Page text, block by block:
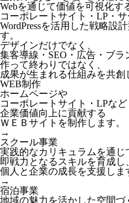
Webを通じて価値を可視化す
コーポレートサイト・LP・
WordPressを活用した戦略設
す。
デザインだけでなく、
集客導線・SEO・広告・ブラ
作って終わりではなく、
成果が生まれる仕組みを共創
WEB制作
ホームページや
コーポレートサイト・LPなど
企業価値向上に貢献する
ＷＥＢサイトを制作します。
→
スクール事業
実践的なカリキュラムを通じ
即戦力となるスキルを育成し
個人と企業の成長を支援しま
→
宿泊事業
地域の魅力を活かした空間づ